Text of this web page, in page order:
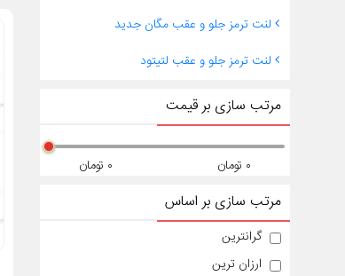
لنت ترمز جلو و عقب مگان جدید
لنت ترمز جلو و عقب لتیتود
مرتب سازی بر قیمت
۰ تومان ۰ تومان
مرتب سازی بر اساس
گرانترین
ارزان ترین